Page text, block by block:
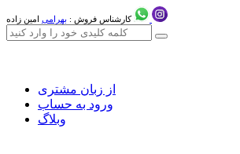
کارشناس فروش : بهرامی امین زاده
از زبان مشتری
ورود به حساب
وبلاگ